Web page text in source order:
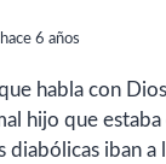
6 años
habla con
hijo que estaba
diabólicas iban a